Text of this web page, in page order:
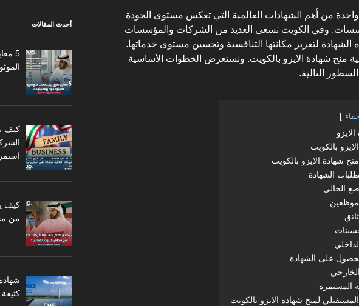
واحدة من أهم الشهادات العالمية التي تعكس مستوى الجودة
وفي الكويت تسعى العديد من الشركات والمؤسسات
لتعزيز مكانتها التنافسية وتحسين مستوى خدماتها.
منح شهادة الايزو بالكويت. ونستعرض الخطوات الأساسية
التالية.
إخفاء
بالكويت
شهادة الايزو بالكويت
الشهادة
الحالي
على الشهادة
المستمرة
لمنح شهادة الايزو بالكويت
أحدث المقالات
5
كيف
من